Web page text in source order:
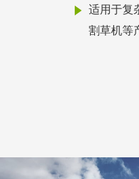
适用于复
割草机等